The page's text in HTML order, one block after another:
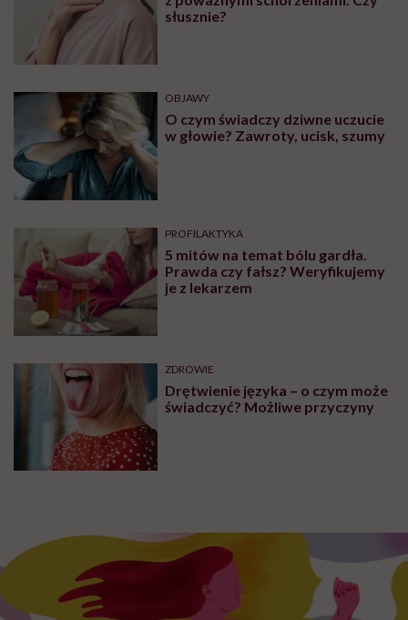
słusznie?
OBJAWY
O czym świadczy dziwne uczucie
w głowie? Zawroty, ucisk, szumy
PROFILAKTYKA
5 mitów na temat bólu gardła.
Prawda czy fałsz? Weryfikujemy
je z lekarzem
ZDROWIE
Drętwienie języka – o czym może
świadczyć? Możliwe przyczyny